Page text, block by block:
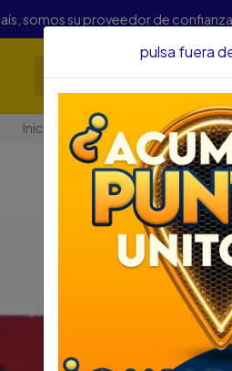
somos su proveedor de
Inicio JGO ENDEREZADOR
pulsa fuera